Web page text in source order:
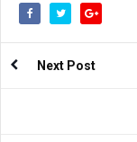
Next Post